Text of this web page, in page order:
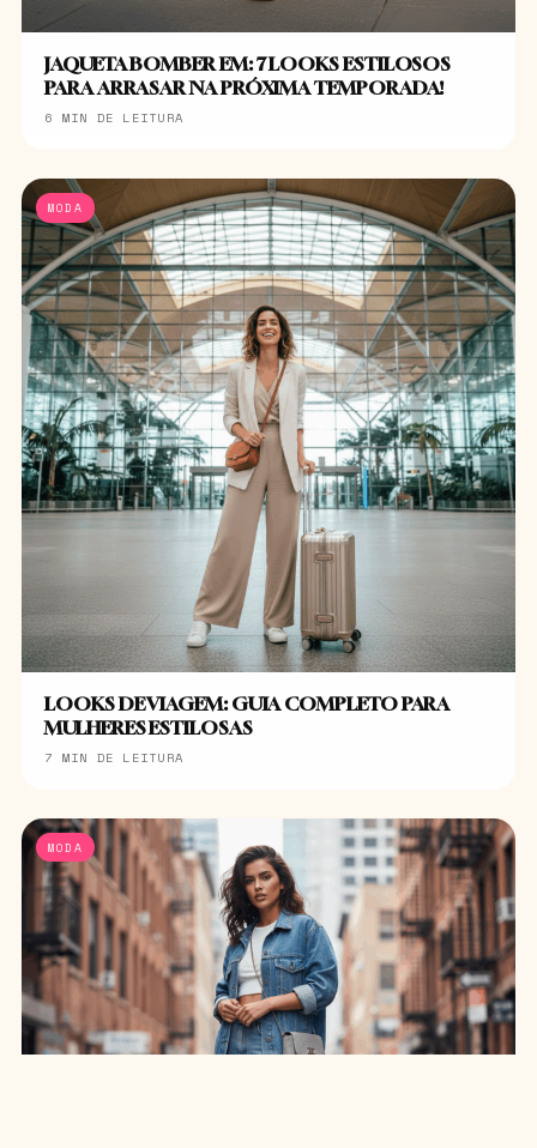
JAQUETA BOMBER EM: 7 LOOKS ESTILOSOS
PARA ARRASAR NA PRÓXIMA TEMPORADA!
6 MIN DE LEITURA
MODA
LOOKS DE VIAGEM: GUIA COMPLETO PARA
MULHERES ESTILOSAS
7 MIN DE LEITURA
MODA